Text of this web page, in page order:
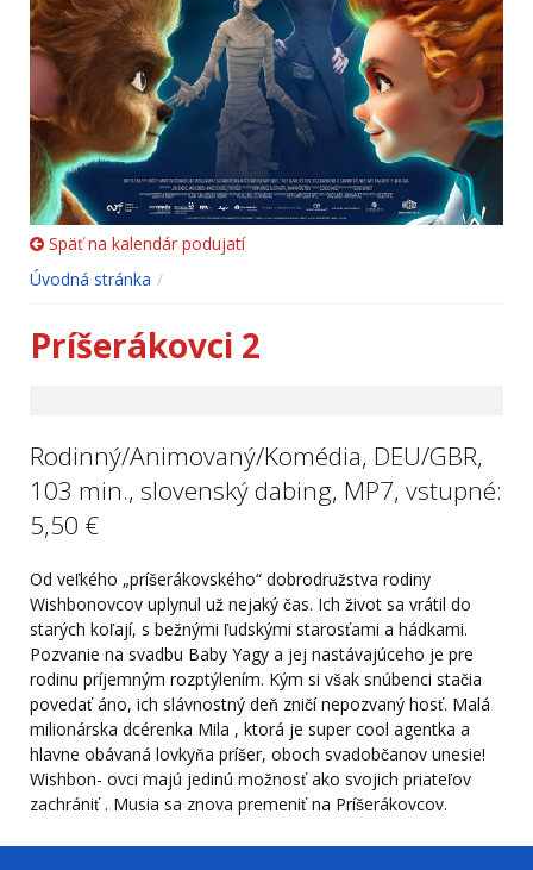
Späť na kalendár podujatí
Úvodná stránka
Príšerákovci 2
Rodinný/Animovaný/Komédia, DEU/GBR,
103 min., slovenský dabing, MP7, vstupné:
5,50 €
Od veľkého „príšerákovského“ dobrodružstva rodiny
Wishbonovcov uplynul už nejaký čas. Ich život sa vrátil do
starých koľají, s bežnými ľudskými starosťami a hádkami.
Pozvanie na svadbu Baby Yagy a jej nastávajúceho je pre
rodinu príjemným rozptýlením. Kým si však snúbenci stačia
povedať áno, ich slávnostný deň zničí nepozvaný hosť. Malá
milionárska dcérenka Mila , ktorá je super cool agentka a
hlavne obávaná lovkyňa príšer, oboch svadobčanov unesie!
Wishbon- ovci majú jedinú možnosť ako svojich priateľov
zachrániť . Musia sa znova premeniť na Príšerákovcov.